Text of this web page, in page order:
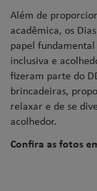
Além de
acadêmica, os
papel
inclusiva e
fizeram parte do
brincadeiras,
relaxar e de se
acolhedor.
Confira as fotos